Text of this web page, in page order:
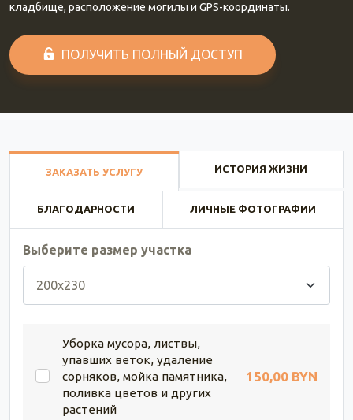
кладбище, расположение могилы и GPS-координаты.
ПОЛУЧИТЬ ПОЛНЫЙ ДОСТУП
ЗАКАЗАТЬ УСЛУГУ ИСТОРИЯ ЖИЗНИ
БЛАГОДАРНОСТИ ЛИЧНЫЕ ФОТОГРАФИИ
Выберите размер участка
Уборка мусора, листвы,
упавших веток, удаление
сорняков, мойка памятника,
поливка цветов и других
растений
150,00 BYN